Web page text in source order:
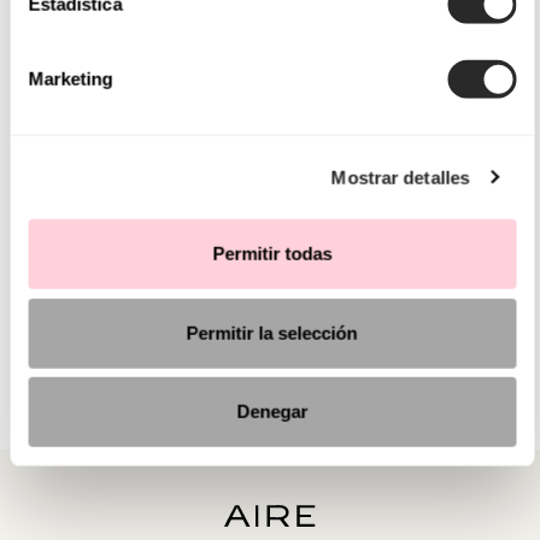
Marketing
Mostrar detalles
Permitir todas
Permitir la selección
Denegar